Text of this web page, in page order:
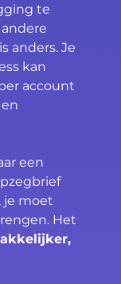
te
anders. Je
kan
account
een
je moet
Het